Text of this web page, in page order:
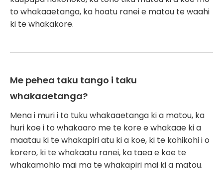
to whakaaetanga, ka hoatu ranei e matou te waahi
ki te whakakore.
Me pehea taku tango i taku
whakaaetanga?
Mena i muri i to tuku whakaaetanga ki a matou, ka
huri koe i to whakaaro me te kore e whakaae ki a
maatau ki te whakapiri atu ki a koe, ki te kohikohi i o
korero, ki te whakaatu ranei, ka taea e koe te
whakamohio mai ma te whakapiri mai ki a matou.